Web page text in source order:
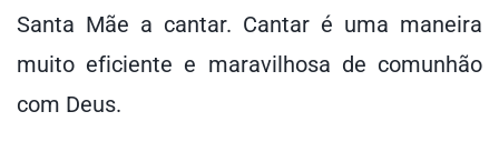
Santa Mãe a cantar. Cantar é uma maneira
muito eficiente e maravilhosa de comunhão
com Deus.